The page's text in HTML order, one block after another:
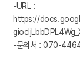
-URL :
https://
-문의처 : 070-